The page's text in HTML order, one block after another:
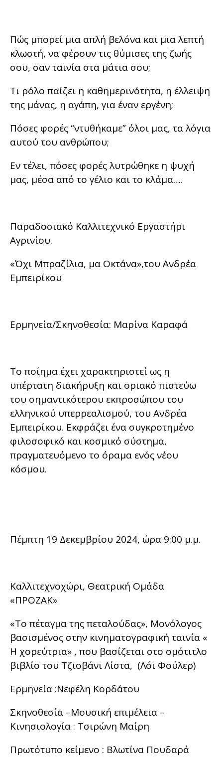
Πώς μπορεί μια απλή βελόνα και μια λεπτή
κλωστή, να φέρουν τις θύμισες της ζωής
σου, σαν ταινία στα μάτια σου;
Τι ρόλο παίζει η καθημερινότητα, η έλλειψη
της μάνας, η αγάπη, για έναν εργένη;
Πόσες φορές “ντυθήκαμε” όλοι μας, τα λόγια
αυτού του ανθρώπου;
Εν τέλει, πόσες φορές λυτρώθηκε η ψυχή
μας, μέσα από το γέλιο και το κλάμα….
Παραδοσιακό Καλλιτεχνικό Εργαστήρι
Αγρινίου.
«Όχι Μπραζίλια, μα Οκτάνα»,του Ανδρέα
Εμπειρίκου
Ερμηνεία/Σκηνοθεσία: Μαρίνα Καραφά
Το ποίημα έχει χαρακτηριστεί ως η
υπέρτατη διακήρυξη και οριακό πιστεύω
του σημαντικότερου εκπροσώπου του
ελληνικού υπερρεαλισμού, του Ανδρέα
Εμπειρίκου. Εκφράζει ένα συγκροτημένο
φιλοσοφικό και κοσμικό σύστημα,
πραγματευόμενο το όραμα ενός νέου
κόσμου.
Πέμπτη 19 Δεκεμβρίου 2024, ώρα 9:00 μ.μ.
Καλλιτεχνοχώρι, Θεατρική Ομάδα
«ΠΡΟΖΑΚ»
«Το πέταγμα της πεταλούδας», Μονόλογος
βασισμένος στην κινηματογραφική ταινία «
Η χορεύτρια» , που βασίζεται στο ομότιτλο
βιβλίο του Τζιοβάνι Λίστα, (Λόι Φούλερ)
Ερμηνεία :Νεφέλη Κορδάτου
Σκηνοθεσία –Μουσική επιμέλεια –
Κινησιολογία : Τσιρώνη Μαίρη
Πρωτότυπο κείμενο : Βλωτίνα Πουδαρά